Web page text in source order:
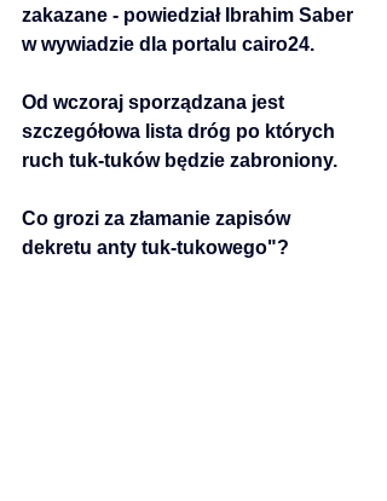
zakazane - powiedział Ibrahim Saber
w wywiadzie dla portalu cairo24.
Od wczoraj sporządzana jest
szczegółowa lista dróg po których
ruch tuk-tuków będzie zabroniony.
Co grozi za złamanie zapisów
dekretu anty tuk-tukowego"?